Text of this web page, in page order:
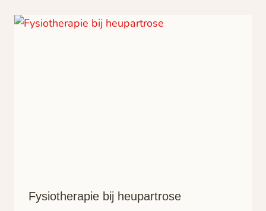
Fysiotherapie bij heupartrose